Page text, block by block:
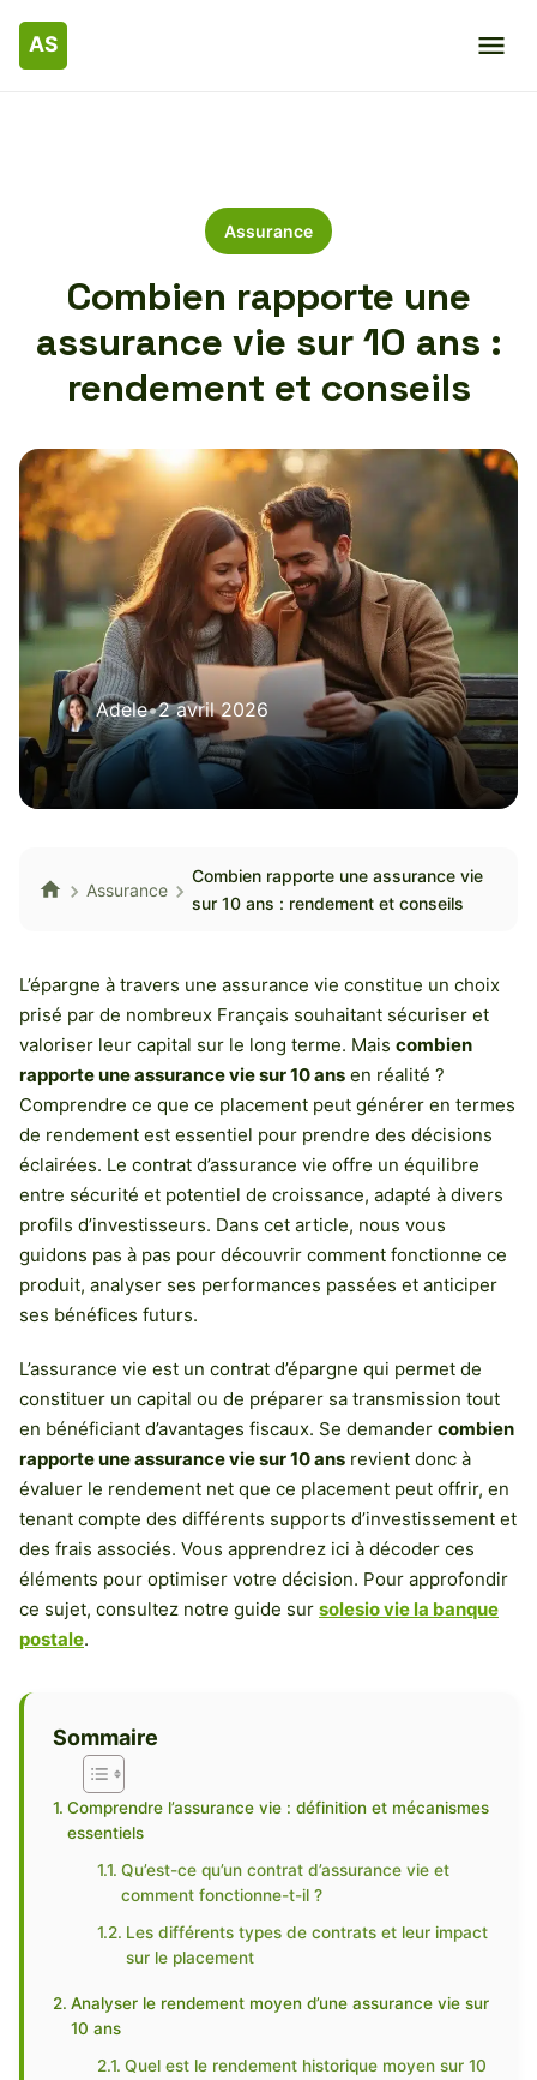
Assurance
Combien rapporte une
assurance vie sur 10 ans :
rendement et conseils
Adele•2 avril 2026
Assurance
Combien rapporte une assurance vie
sur 10 ans : rendement et conseils
L’épargne à travers une assurance vie constitue un choix
prisé par de nombreux Français souhaitant sécuriser et
valoriser leur capital sur le long terme. Mais combien
rapporte une assurance vie sur 10 ans en réalité ?
Comprendre ce que ce placement peut générer en termes
de rendement est essentiel pour prendre des décisions
éclairées. Le contrat d’assurance vie offre un équilibre
entre sécurité et potentiel de croissance, adapté à divers
profils d’investisseurs. Dans cet article, nous vous
guidons pas à pas pour découvrir comment fonctionne ce
produit, analyser ses performances passées et anticiper
ses bénéfices futurs.
L’assurance vie est un contrat d’épargne qui permet de
constituer un capital ou de préparer sa transmission tout
en bénéficiant d’avantages fiscaux. Se demander combien
rapporte une assurance vie sur 10 ans revient donc à
évaluer le rendement net que ce placement peut offrir, en
tenant compte des différents supports d’investissement et
des frais associés. Vous apprendrez ici à décoder ces
éléments pour optimiser votre décision. Pour approfondir
ce sujet, consultez notre guide sur solesio vie la banque
postale.
Sommaire
Comprendre l’assurance vie : définition et mécanismes
essentiels
Qu’est-ce qu’un contrat d’assurance vie et
comment fonctionne-t-il ?
Les différents types de contrats et leur impact
sur le placement
Analyser le rendement moyen d’une assurance vie sur
10 ans
Quel est le rendement historique moyen sur 10